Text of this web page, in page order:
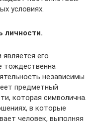
условиях.
личности.
его
тождественна
независимы
предметный
которая символична.
в которые
человек, выполняя